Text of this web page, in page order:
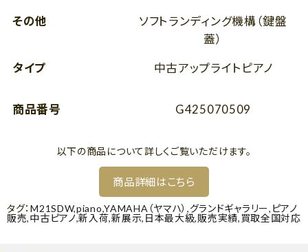
その他
ソフトランディング機構（鍵盤
蓋）
タイプ
中古アップライトピアノ
商品番号 G425070509
以下の商品について詳しくご覧いただけます。
商品詳細はこちら
タグ：M21SDW,piano,YAMAHA（ヤマハ） ,グランドギャラリー, ピアノ
販売,中古ピアノ,新入荷,新展示, 日本最大級,販売実績, 買取全国対応